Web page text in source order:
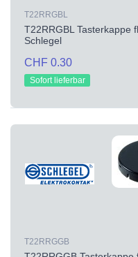
T22RRGBL
T22RRGBL Tasterkappe
Schlegel
CHF 0.30
Sofort lieferbar
T22RRGGB